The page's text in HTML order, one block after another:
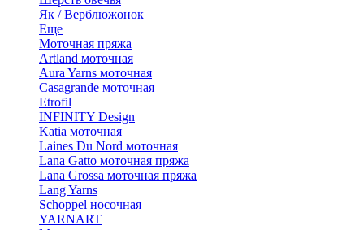
Як / Верблюжонок
Еще
Моточная пряжа
Artland моточная
Aura Yarns моточная
Casagrande моточная
Etrofil
INFINITY Design
Katia моточная
Laines Du Nord моточная
Lana Gatto моточная пряжа
Lana Grossa моточная пряжа
Lang Yarns
Schoppel носочная
YARNART